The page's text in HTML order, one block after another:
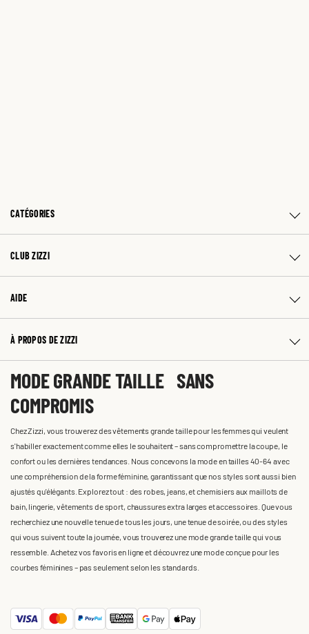
CATÉGORIES
CLUB ZIZZI
AIDE
À PROPOS DE ZIZZI
MODE GRANDE TAILLE SANS
COMPROMIS
Chez Zizzi, vous trouverez des vêtements grande taille pour les femmes qui veulent
s'habiller exactement comme elles le souhaitent – sans compromettre la coupe, le
confort ou les dernières tendances. Nous concevons la mode en tailles 40-64 avec
une compréhension de la forme féminine, garantissant que nos styles sont aussi bien
ajustés qu'élégants. Explorez tout : des robes, jeans, et chemisiers aux maillots de
bain, lingerie, vêtements de sport, chaussures extra larges et accessoires. Que vous
recherchiez une nouvelle tenue de tous les jours, une tenue de soirée, ou des styles
qui vous suivent toute la journée, vous trouverez une mode grande taille qui vous
ressemble. Achetez vos favoris en ligne et découvrez une mode conçue pour les
courbes féminines – pas seulement selon les standards.